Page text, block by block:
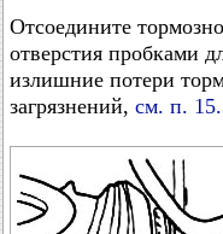
Отсоедините
отверстия пробками
излишние потери
загрязнений, см. п.